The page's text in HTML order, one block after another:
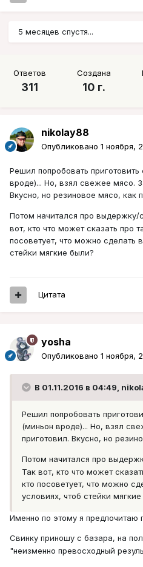
5 месяцев спустя...
Ответов
311
Создана
10 г.
nikolay88
Опубликовано 1 ноября,
Решил попробовать
вроде)... Но, взял свежее мясо.
Вкусно, но резиновое мясо, как
Потом начитался про выдержку/
вот, кто что может сказать про
посоветует, что можно сделать
стейки мягкие были?
Цитата
yosha
Опубликовано 1 ноября,
В 01.11.2016 в 04:49,
Решил попробовать
(миньон вроде)... Но, взял
приготовил. Вкусно, но
Потом начитался про
Так вот, кто что может
кто посоветует, что можно
условиях, чтоб стейки
Именно по этому я предпочитаю
Свинку приношу с базара, на
"неизменно превосходный